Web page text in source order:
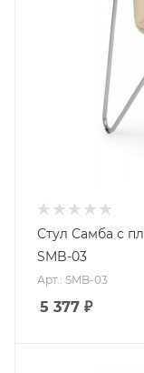
Стул Самба с
SMB-03
Арт.: SMB-03
5 377 ₽